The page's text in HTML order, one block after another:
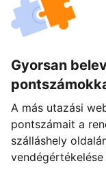
Gyorsan
A más utazási
pontszámait a
szálláshely